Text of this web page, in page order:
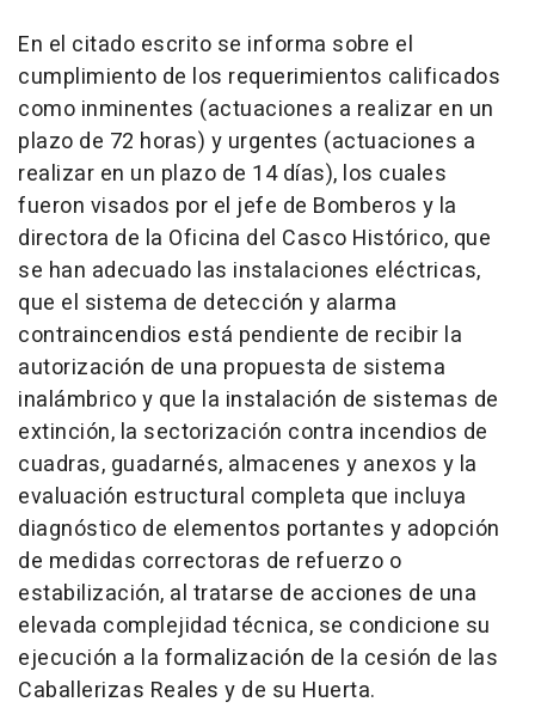
En el citado escrito se informa sobre el
cumplimiento de los requerimientos calificados
como inminentes (actuaciones a realizar en un
plazo de 72 horas) y urgentes (actuaciones a
realizar en un plazo de 14 días), los cuales
fueron visados por el jefe de Bomberos y la
directora de la Oficina del Casco Histórico, que
se han adecuado las instalaciones eléctricas,
que el sistema de detección y alarma
contraincendios está pendiente de recibir la
autorización de una propuesta de sistema
inalámbrico y que la instalación de sistemas de
extinción, la sectorización contra incendios de
cuadras, guadarnés, almacenes y anexos y la
evaluación estructural completa que incluya
diagnóstico de elementos portantes y adopción
de medidas correctoras de refuerzo o
estabilización, al tratarse de acciones de una
elevada complejidad técnica, se condicione su
ejecución a la formalización de la cesión de las
Caballerizas Reales y de su Huerta.